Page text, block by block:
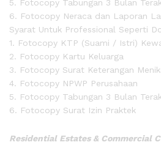
5. Fotocopy Tabungan 3 Bulan
6. Fotocopy Neraca dan Laporan
Syarat Untuk Professional Seperti
1. Fotocopy KTP (Suami / Istri)
2. Fotocopy Kartu Keluarga
3. Fotocopy Surat Keterangan
4. Fotocopy NPWP Perusahaan
5. Fotocopy Tabungan 3 Bulan
6. Fotocopy Surat Izin Praktek
Residential Estates & Commercial